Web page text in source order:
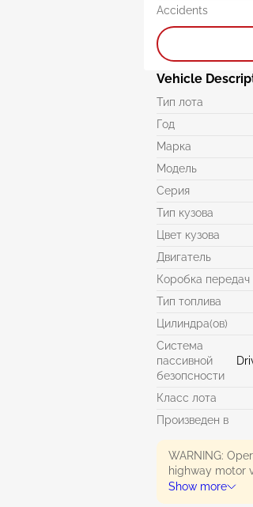
Accidents
Vehicle
Тип лота
Год
Марка
Модель
Серия
Тип кузова
Цвет кузова
Двигатель
Коробка передач
Тип топлива
Цилиндра(ов)
Система
пассивной
безопсности
Класс лота
Произведен в
WARNING:
highway motor
exhaust,
Show more